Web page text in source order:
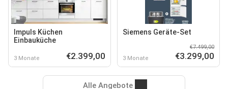
Impuls Küchen
Einbauküche
3 Monate €2.399,00
Siemens Geräte-Set
3 Monate
€7.499,00
€3.299,00
Alle Angebote